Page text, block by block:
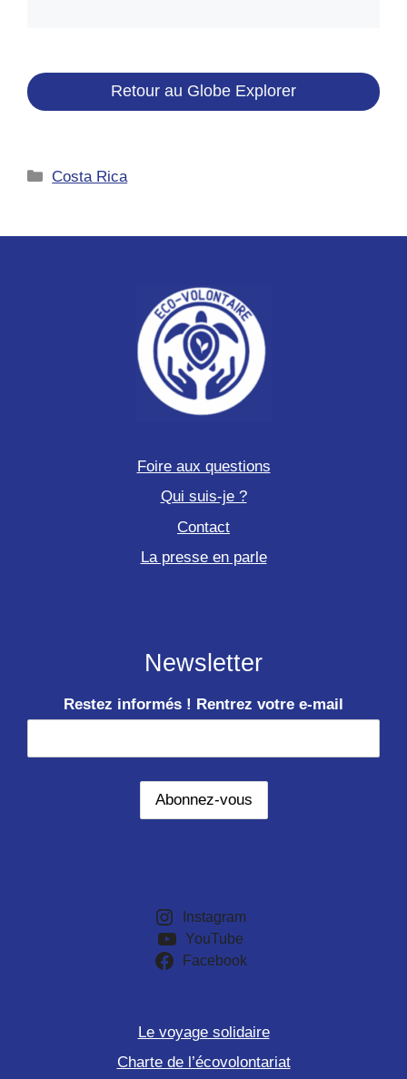
Retour au Globe Explorer
Catégories
Costa Rica
Foire aux questions
Qui suis-je ?
Contact
La presse en parle
Newsletter
Restez informés ! Rentrez votre e-mail
Instagram
YouTube
Facebook
Le voyage solidaire
Charte de l’écovolontariat